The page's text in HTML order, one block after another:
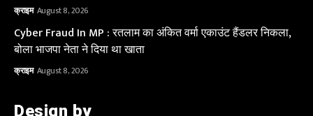
क्राइम August 8, 2026
Cyber Fraud In MP : रतलाम का अंकित वर्मा एकाउंट हैंडलर निकला,
बोला भाजपा नेता ने दिया था खाता
क्राइम August 8, 2026
Design by